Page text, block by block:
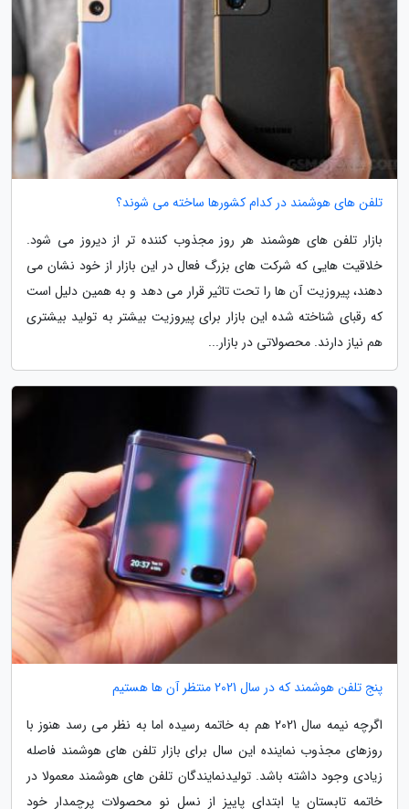
تلفن های هوشمند در کدام کشورها ساخته می شوند؟
بازار تلفن های هوشمند هر روز مجذوب کننده تر از دیروز می شود.
خلاقیت هایی که شرکت های بزرگ فعال در این بازار از خود نشان می
دهند، پیروزیت آن ها را تحت تاثیر قرار می دهد و به همین دلیل است
که رقبای شناخته شده این بازار برای پیروزیت بیشتر به تولید بیشتری
هم نیاز دارند. محصولاتی در بازار...
پنج تلفن هوشمند که در سال 2021 منتظر آن ها هستیم
اگرچه نیمه سال 2021 هم به خاتمه رسیده اما به نظر می رسد هنوز با
روزهای مجذوب نماینده این سال برای بازار تلفن های هوشمند فاصله
زیادی وجود داشته باشد. تولیدنمایندگان تلفن های هوشمند معمولا در
خاتمه تابستان یا ابتدای پاییز از نسل نو محصولات پرچمدار خود